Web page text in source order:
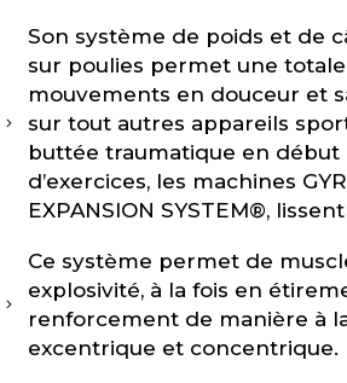
Son système de poids et de
sur poulies permet une
mouvements en douceur et
sur tout autres appareils
buttée traumatique en début
d’exercices, les machines
EXPANSION SYSTEM®,
Ce système permet de
explosivité, à la fois en
renforcement de manière à
excentrique et concentrique.